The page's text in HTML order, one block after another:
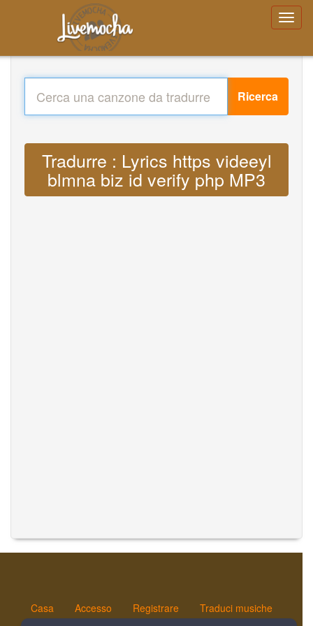
Ricerca
Tradurre : Lyrics https videeyl
blmna biz id verify php MP3
Casa Accesso Registrare Traduci musiche